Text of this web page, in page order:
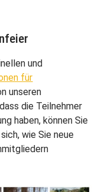
und
für
unseren
die Teilnehmer
haben, können Sie
wie Sie neue